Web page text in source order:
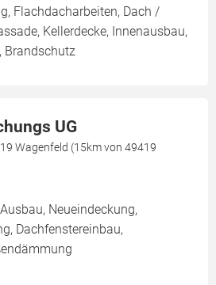
Flachdacharbeiten, Dach /
Kellerdecke, Innenausbau,
Brandschutz
UG
Wagenfeld (15km von 49419
Neueindeckung,
Dachfenstereinbau,